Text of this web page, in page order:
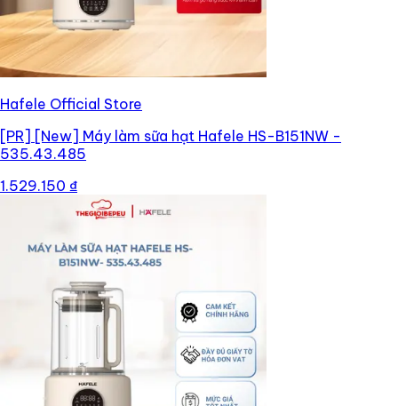
Hafele Official Store
[PR] [New] Máy làm sữa hạt Hafele HS-B151NW -
535.43.485
1.529.150 ₫